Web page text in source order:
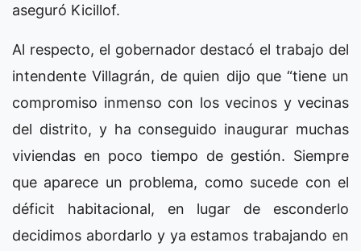
aseguró Kicillof.
Al respecto, el gobernador destacó el trabajo del
intendente Villagrán, de quien dijo que “tiene un
compromiso inmenso con los vecinos y vecinas
del distrito, y ha conseguido inaugurar muchas
viviendas en poco tiempo de gestión. Siempre
que aparece un problema, como sucede con el
déficit habitacional, en lugar de esconderlo
decidimos abordarlo y ya estamos trabajando en